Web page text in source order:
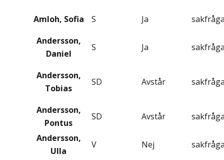
Amloh, Sofia S Ja
Andersson,
Daniel
S Ja
Andersson,
Tobias
SD Avstår
Andersson,
Pontus
SD Avstår
Andersson,
Ulla
V Nej